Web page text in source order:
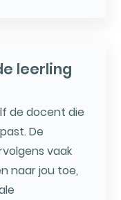
leerling
de docent die
De
vaak
naar jou toe,